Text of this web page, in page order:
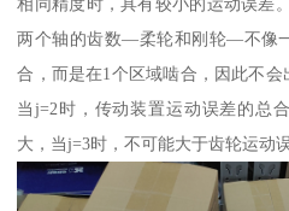
两个轴的齿数—柔轮和刚轮—不像
合，而是在1个区域啮合，因此不会
当j=2时，传动装置运动误差的总
大，当j=3时，不可能大于齿轮运动